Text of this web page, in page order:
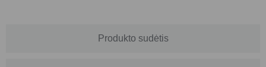
Produkto sudėtis